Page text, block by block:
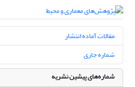
مقالات آماده انتشار
شماره جاری
شماره‌های پیشین نشریه